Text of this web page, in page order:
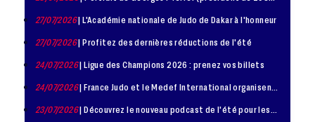
27/07/2026| L'Académie nationale de Judo de Dakar à l'honneur
27/07/2026| Profitez des dernières réductions de l'été
24/07/2026| Ligue des Champions 2026 : prenez vos billets
24/07/2026| France Judo et le Medef International organisent
23/07/2026| Découvrez le nouveau podcast de l'été pour les